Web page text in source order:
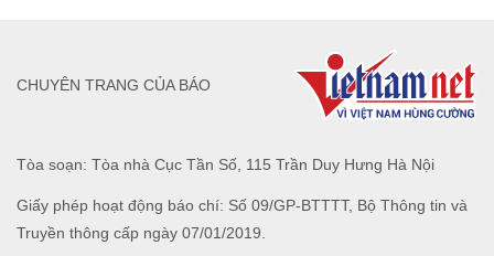
Tòa soạn: Tòa nhà Cục Tần Số, 115 Trần Duy Hưng Hà Nội
Giấy phép hoạt động báo chí: Số 09/GP-BTTTT, Bộ Thông tin và
Truyền thông cấp ngày 07/01/2019.
CHUYÊN TRANG CỦA BÁO